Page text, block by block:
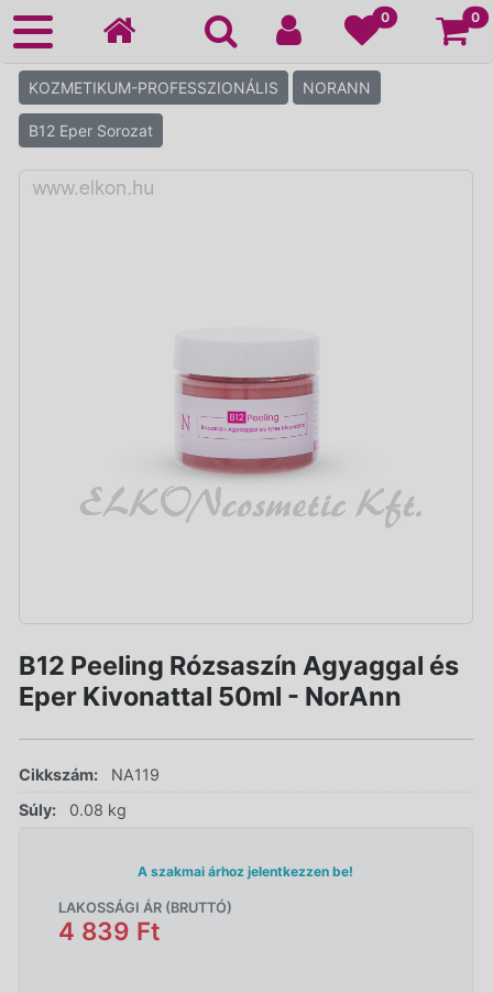
0 0
KOZMETIKUM-PROFESSZIONÁLIS NORANN
B12 Eper Sorozat
B12 Peeling Rózsaszín Agyaggal és
Eper Kivonattal 50ml - NorAnn
Cikkszám:
NA119
Súly:
0.08 kg
A szakmai árhoz jelentkezzen be!
LAKOSSÁGI ÁR (BRUTTÓ)
4 839 Ft